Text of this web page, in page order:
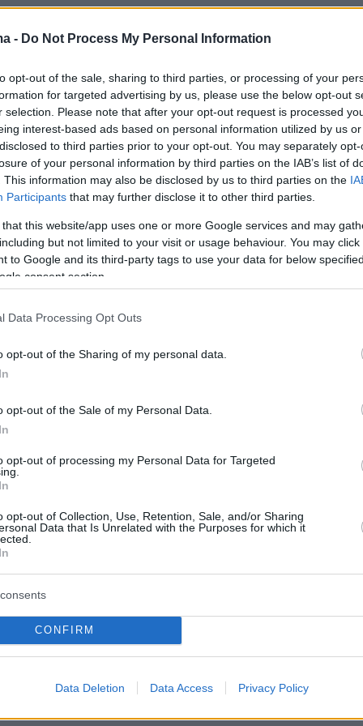
- Do Not Process My Personal Information
opt-out of the sale, sharing to third parties, or processing of your
for targeted advertising by us, please use the below opt-out
selection. Please note that after your opt-out request is processed
interest-based ads based on personal information utilized by us
to third parties prior to your opt-out. You may separately
of your personal information by third parties on the IAB’s list of
This information may also be disclosed by us to third parties on the
Participants that may further disclose it to other third parties.
that this website/app uses one or more Google services and may
but not limited to your visit or usage behaviour. You may
to Google and its third-party tags to use your data for below
consent section.
Data Processing Opt Outs
opt-out of the Sharing of my personal data.
opt-out of the Sale of my Personal Data.
opt-out of processing my Personal Data for Targeted
opt-out of Collection, Use, Retention, Sale, and/or Sharing
Data that Is Unrelated with the Purposes for which it
CONFIRM
Data Deletion Data Access Privacy Policy
δύο αγόρια και όπως έχει δηλώσει πολλές
Τετ α τετ με τη Βραζιλιάνα τοπ
Τράγκα: Ο Φρέντυ έφυγε, η Μαρία και ο